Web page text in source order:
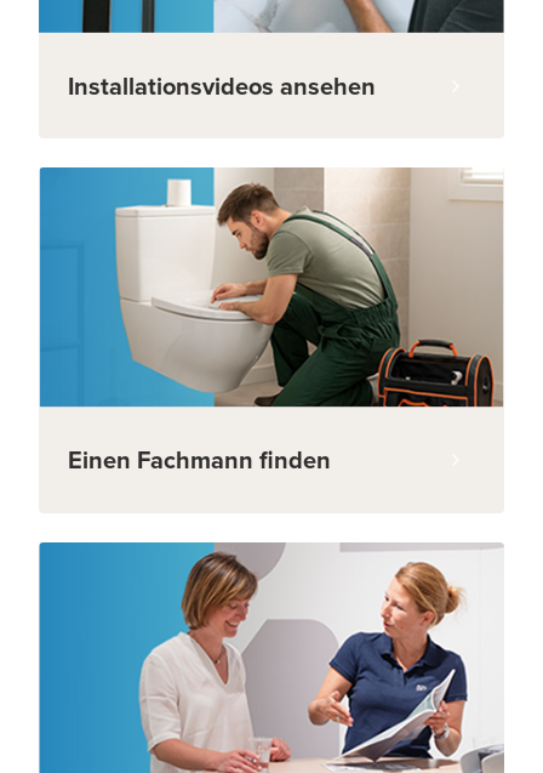
Installationsvideos ansehen
Einen Fachmann finden